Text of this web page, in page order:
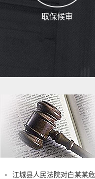
取保候审
江城县人民法院对白某某